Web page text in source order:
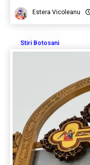
Estera Vicoleanu
Stiri Botosani